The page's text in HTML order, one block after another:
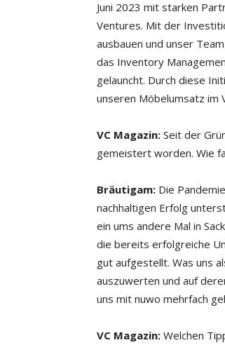
Juni 2023 mit starken
Ventures. Mit der
ausbauen und unser
das Inventory
gelauncht. Durch diese
unseren Möbelumsatz im
VC Magazin: Seit der
gemeistert worden. Wie
Bräutigam: Die
nachhaltigen Erfolg
ein ums andere Mal in
die bereits erfolgreiche
gut aufgestellt. Was uns
auszuwerten und auf
uns mit nuwo mehrfach
VC Magazin: Welchen